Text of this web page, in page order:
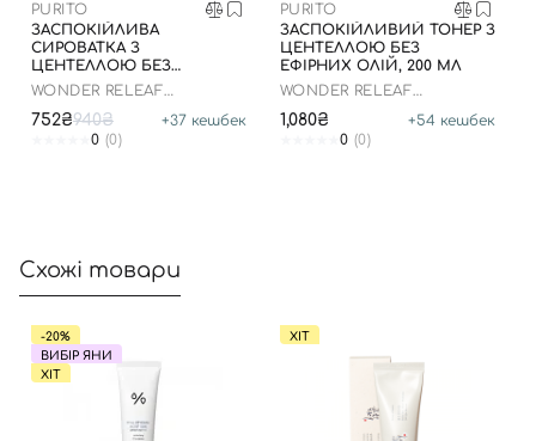
PURITO
ЗАСПОКІЙЛИВА
СИРОВАТКА З
ЦЕНТЕЛЛОЮ БЕЗ
ЕФІРНИХ ОЛІЙ, 60 МЛ
WONDER RELEAF
UNSCENTED
752₴940₴ +37 кешбек
0 (0)
PURITO
ЗАСПОКІЙЛИВИЙ ТОНЕР З
ЦЕНТЕЛЛОЮ БЕЗ
ЕФІРНИХ ОЛІЙ, 200 МЛ
WONDER RELEAF
UNSCENTED
1,080₴ +54 кешбек
0 (0)
Схожі товари
-20%
ВИБІР ЯНИ
ХІТ
ХІТ
приймаєте умови
Угоди користувача
Далі
Увійти за допомогою e-mail